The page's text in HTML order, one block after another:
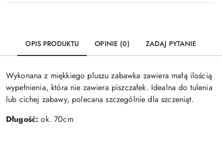
OPIS PRODUKTU OPINIE (0) ZADAJ PYTANIE
Wykonana z miękkiego pluszu zabawka zawiera małą ilością
wypełnienia, która nie zawiera piszczałek. Idealna do tulenia
lub cichej zabawy, polecana szczególnie dla szczeniąt.
Długość:ok. 70cm